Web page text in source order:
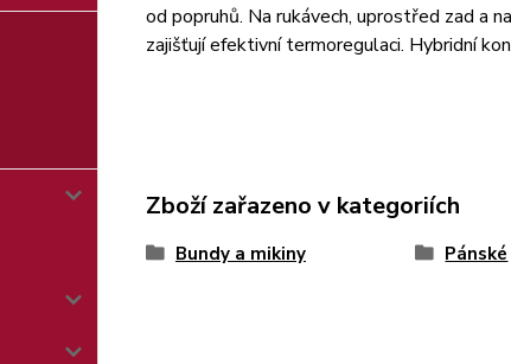
od popruhů. Na rukávech, uprostřed zad a
zajišťují efektivní termoregulaci. Hybridní
Zboží zařazeno v kategoriích
Bundy a mikiny Pánské